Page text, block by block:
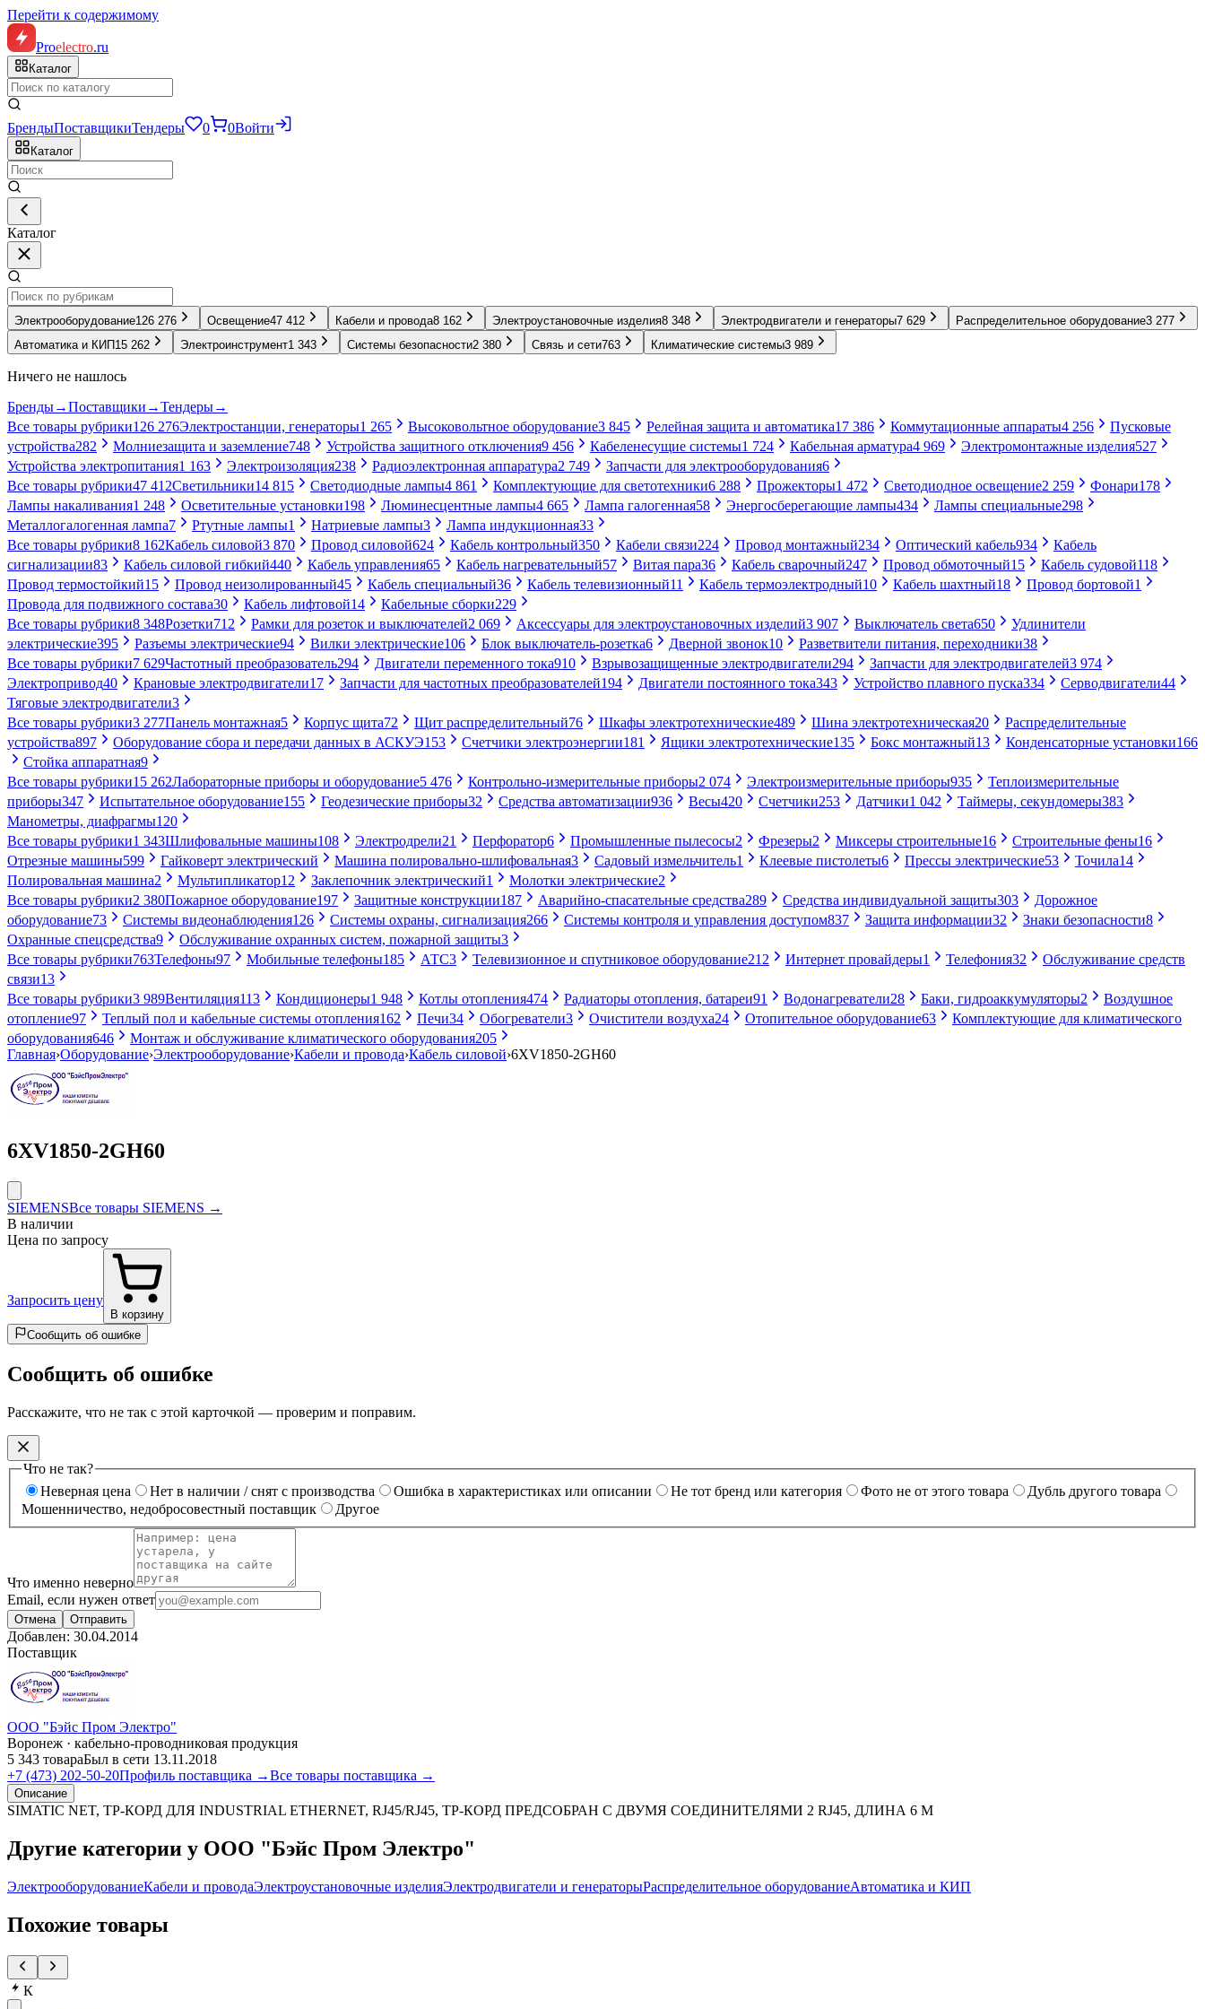
Перейти к содержимому
Proelectro.ru
Каталог
БрендыПоставщикиТендеры 0 0Войти
Каталог
Каталог
Электрооборудование126 276 Освещение47 412 Кабели и провода8 162 Электроустановочные изделия8 348 Электродвигатели и генераторы7 629 Распределительное оборудование3 277
Автоматика и КИП 15 262 Электроинструмент1 343 Системы безопасности2 380 Связь и сети763 Климатические системы3 989
Ничего не нашлось
Бренды→Поставщики →Тендеры→
Все товары рубрики126 276Электростанции, генераторы1 265 Высоковольтное оборудование3 845 Релейная защита и автоматика17 386 Коммутационные аппараты4 256
Пусковые
устройства282 Молниезащита и заземление748 Устройства защитного отключения9 456 Кабеленесущие системы1 724 Кабельная арматура4 969 Электромонтажные изделия527
Устройства электропитания1 163 Электроизоляция238 Радиоэлектронная аппаратура2 749 Запчасти для электрооборудования6
Все товары рубрики47 412Светильники14 815 Светодиодные лампы4 861 Комплектующие для светотехники6 288 Прожекторы1 472 Светодиодное освещение2 259 Фонари178
Лампы накаливания1 248 Осветительные установки198 Люминесцентные лампы4 665 Лампа галогенная58 Энергосберегающие лампы434 Лампы специальные298
Металлогалогенная лампа7 Ртутные лампы1 Натриевые лампы3 Лампа индукционная33
Все товары рубрики8 162Кабель силовой3 870 Провод силовой624 Кабель контрольный350 Кабели связи224 Провод монтажный234 Оптический кабель934
Кабель
сигнализации83 Кабель силовой гибкий440 Кабель управления65 Кабель нагревательный57 Витая пара36 Кабель сварочный247 Провод обмоточный15 Кабель судовой118
Провод термостойкий15 Провод неизолированный45 Кабель специальный36 Кабель телевизионный11 Кабель термоэлектродный10 Кабель шахтный18 Провод бортовой1
Провода для подвижного состава30 Кабель лифтовой14 Кабельные сборки229
Все товары рубрики8 348Розетки712 Рамки для розеток и выключателей2 069 Аксессуары для электроустановочных изделий3 907 Выключатель света650
Удлинители
электрические395 Разъемы электрические94 Вилки электрические106 Блок выключатель-розетка6 Дверной звонок10 Разветвители питания, переходники38
Все товары рубрики7 629Частотный преобразователь294 Двигатели переменного тока910 Взрывозащищенные электродвигатели294 Запчасти для электродвигателей3 974
Электропривод40 Крановые электродвигатели17 Запчасти для частотных преобразователей194 Двигатели постоянного тока343 Устройство плавного пуска334 Серводвигатели44
Тяговые электродвигатели3
Все товары рубрики3 277Панель монтажная5 Корпус щита72 Щит распределительный76 Шкафы электротехнические489 Шина электротехническая20
Распределительные
устройства897 Оборудование сбора и передачи данных в АСКУЭ153 Счетчики электроэнергии181 Ящики электротехнические135 Бокс монтажный13 Конденсаторные установки166
Стойка аппаратная9
Все товары рубрики15 262Лабораторные приборы и оборудование5 476 Контрольно-измерительные приборы2 074 Электроизмерительные приборы935
Теплоизмерительные
приборы347 Испытательное оборудование155 Геодезические приборы32 Средства автоматизации936 Весы420 Счетчики253 Датчики1 042 Таймеры, секундомеры383
Манометры, диафрагмы120
Все товары рубрики1 343Шлифовальные машины108 Электродрели21 Перфоратор6 Промышленные пылесосы2 Фрезеры2 Миксеры строительные16 Строительные фены16
Отрезные машины599 Гайковерт электрический Машина полировально-шлифовальная3 Садовый измельчитель1 Клеевые пистолеты6 Прессы электрические53 Точила14
Полировальная машина2 Мультипликатор12 Заклепочник электрический1 Молотки электрические2
Все товары рубрики2 380Пожарное оборудование197 Защитные конструкции187 Аварийно-спасательные средства289 Средства индивидуальной защиты303
Дорожное
оборудование73 Системы видеонаблюдения126 Системы охраны, сигнализация266 Системы контроля и управления доступом837 Защита информации32 Знаки безопасности8
Охранные спецсредства9 Обслуживание охранных систем, пожарной защиты3
Все товары рубрики763Телефоны97 Мобильные телефоны185 АТС3 Телевизионное и спутниковое оборудование212 Интернет провайдеры1 Телефония32
Обслуживание средств
связи13
Все товары рубрики3 989Вентиляция113 Кондиционеры1 948 Котлы отопления474 Радиаторы отопления, батареи91 Водонагреватели28 Баки, гидроаккумуляторы2
Воздушное
отопление97 Теплый пол и кабельные системы отопления162 Печи34 Обогреватели3 Очистители воздуха24 Отопительное оборудование63
Комплектующие для климатического
оборудования646 Монтаж и обслуживание климатического оборудования205
Главная›Оборудование›Электрооборудование›Кабели и провода›Кабель силовой›6XV1850-2GH60
6XV1850-2GH60
SIEMENSВсе товары SIEMENS →
В наличии
Цена по запросу
Запросить цену
В корзину
Сообщить об ошибке
Сообщить об ошибке
Расскажите, что не так с этой карточкой — проверим и поправим.
Что не так?
Неверная цена
Нет в наличии / снят с производства Ошибка в характеристиках или описании Не тот бренд или категория Фото не от этого товара
Дубль другого товара
Мошенничество, недобросовестный поставщик
Другое
Что именно неверно
Email, если нужен ответ
Отмена Отправить
Добавлен: 30.04.2014
Поставщик
ООО "Бэйс Пром Электро"
Воронеж · кабельно-проводниковая продукция
5 343 товараБыл в сети 13.11.2018
+7 (473) 202-50-20Профиль поставщика →Все товары поставщика →
Описание
SIMATIC NET, TP-КОРД ДЛЯ INDUSTRIAL ETHERNET, RJ45/RJ45, TP-КОРД ПРЕДСОБРАН С ДВУМЯ СОЕДИНИТЕЛЯМИ 2 RJ45, ДЛИНА 6 M
Другие категории у ООО "Бэйс Пром Электро"
ЭлектрооборудованиеКабели и проводаЭлектроустановочные изделияЭлектродвигатели и генераторыРаспределительное оборудованиеАвтоматика и КИП
Похожие товары
К